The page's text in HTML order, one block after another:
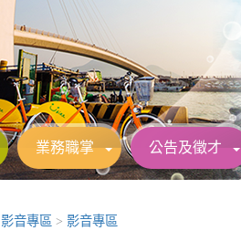
業務職掌 公告及徵才
影音專區 > 影音專區